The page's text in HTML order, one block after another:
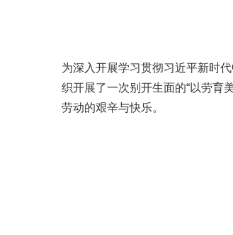
为深入开展学习贯彻习近平新时
织开展了一次别开生面的“以劳育
劳动的艰辛与快乐。